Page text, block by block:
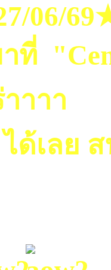
06/
ที่
าาา
ด้เลย